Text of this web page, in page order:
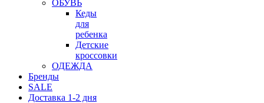
ОБУВЬ
Кеды
для
ребенка
Детские
кроссовки
ОДЕЖДА
Бренды
SALE
Доставка 1-2 дня